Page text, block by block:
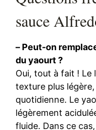
sauce
– Peut-on
du yaourt ?
Oui, tout à fait ! Le
texture plus
quotidienne. Le
légèrement
fluide. Dans ce